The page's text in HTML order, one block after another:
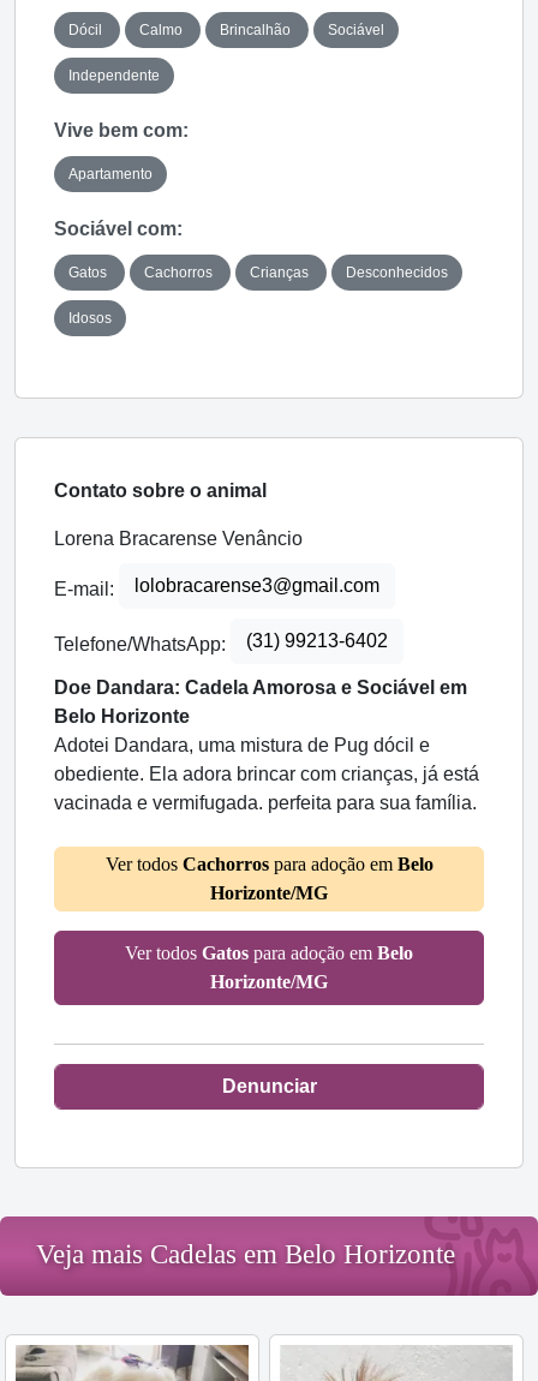
Dócil Calmo Brincalhão Sociável
Independente
Vive bem com:
Apartamento
Sociável com:
Gatos Cachorros Crianças Desconhecidos
Idosos
Contato sobre o animal
Lorena Bracarense Venâncio
E-mail: lolobracarense3@gmail.com
Telefone/WhatsApp: (31) 99213-6402
Doe Dandara: Cadela Amorosa e Sociável em
Belo Horizonte
Adotei Dandara, uma mistura de Pug dócil e
obediente. Ela adora brincar com crianças, já está
vacinada e vermifugada. perfeita para sua família.
Ver todos Cachorrospara adoção em Belo
Horizonte/MG
Ver todos Gatos para adoção em Belo
Horizonte/MG
Denunciar
Veja mais Cadelas em Belo Horizonte